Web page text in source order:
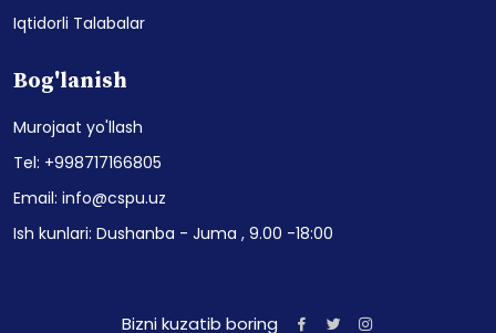
Iqtidorli Talabalar
Bog'lanish
Murojaat yo'llash
Tel: +998717166805
Email: info@cspu.uz
Ish kunlari: Dushanba - Juma , 9.00 -18:00
Bizni kuzatib boring